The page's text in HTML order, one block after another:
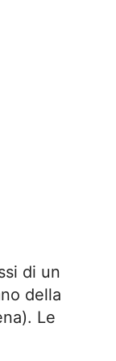
di un
della
Le